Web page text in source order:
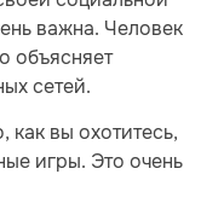
важна. Человек
объясняет
сетей.
как вы охотитесь,
игры. Это очень